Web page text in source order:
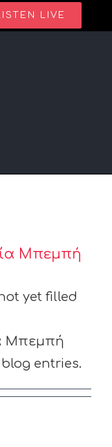
LIVE
Μπεμπή
yet filled
Μπεμπή
blog entries.